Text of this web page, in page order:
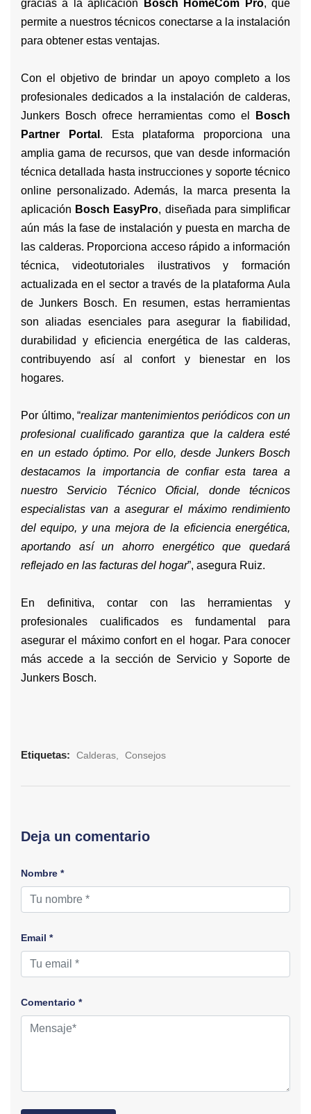
gracias a la aplicación Bosch HomeCom Pro, que
permite a nuestros técnicos conectarse a la instalación
para obtener estas ventajas.
Con el objetivo de brindar un apoyo completo a los
profesionales dedicados a la instalación de calderas,
Junkers Bosch ofrece herramientas como el
Bosch
Partner Portal . Esta plataforma proporciona una
amplia gama de recursos, que van desde información
técnica detallada hasta instrucciones y soporte técnico
online personalizado. Además, la marca presenta la
aplicación Bosch EasyPro, diseñada para simplificar
aún más la fase de instalación y puesta en marcha de
las calderas. Proporciona acceso rápido a información
técnica, videotutoriales ilustrativos y formación
actualizada en el sector a través de la plataforma Aula
de Junkers Bosch. En resumen, estas herramientas
son aliadas esenciales para asegurar la fiabilidad,
durabilidad y eficiencia energética de las calderas,
contribuyendo así al confort y bienestar en los
hogares.
Por último, “realizar mantenimientos periódicos con un
profesional cualificado garantiza que la caldera esté
en un estado óptimo. Por ello, desde Junkers Bosch
destacamos la importancia de confiar esta tarea a
nuestro Servicio Técnico Oficial, donde técnicos
especialistas van a asegurar el máximo rendimiento
del equipo, y una mejora de la eficiencia energética,
aportando así un ahorro energético que quedará
reflejado en las facturas del hogar”, asegura Ruiz.
En definitiva, contar con las herramientas y
profesionales cualificados es fundamental para
asegurar el máximo confort en el hogar. Para conocer
más accede a la sección de Servicio y Soporte de
Junkers Bosch.
Etiquetas: Calderas Consejos
Deja un comentario
Nombre *
Email *
Comentario *